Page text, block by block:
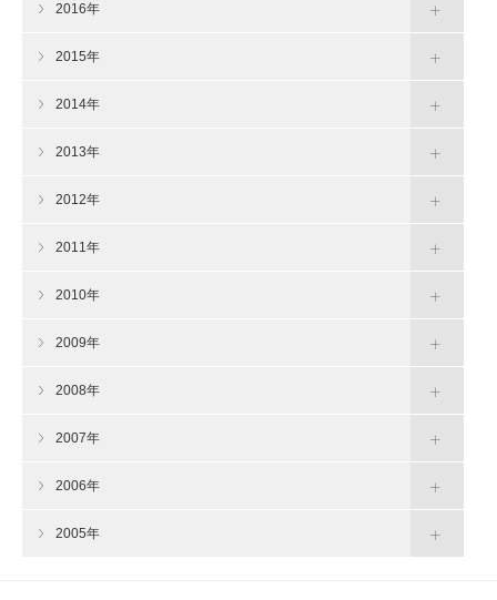
2016年
2015年
2014年
2013年
2012年
2011年
2010年
2009年
2008年
2007年
2006年
2005年